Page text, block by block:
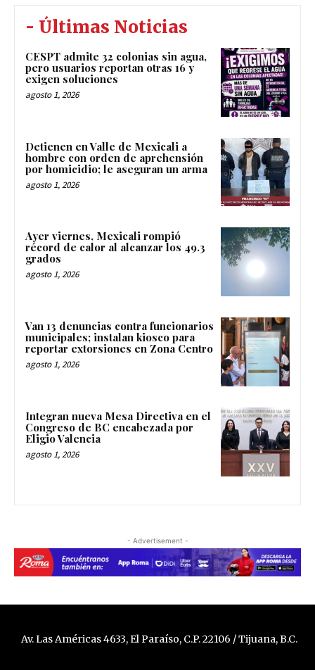
- Últimas Noticias
CESPT admite 32 colonias sin agua,
pero usuarios reportan otras 16 y
exigen soluciones
agosto 1, 2026
Detienen en Valle de Mexicali a
hombre con orden de aprehensión
por homicidio; le aseguran un arma
agosto 1, 2026
Ayer viernes, Mexicali rompió
récord de calor al alcanzar los 49.3
grados
agosto 1, 2026
Van 13 denuncias contra funcionarios
municipales; instalan kiosco para
reportar extorsiones en Zona Centro
agosto 1, 2026
Integran nueva Mesa Directiva en el
Congreso de BC encabezada por
Eligio Valencia
agosto 1, 2026
- Advertisement -
Av. Las Américas 4633, El Paraíso, C.P. 22106 / Tijuana, B.C.